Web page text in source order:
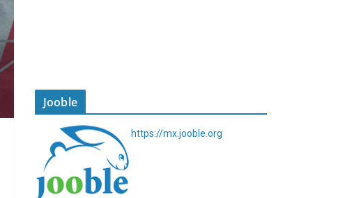
Jooble
https://mx.jooble.org